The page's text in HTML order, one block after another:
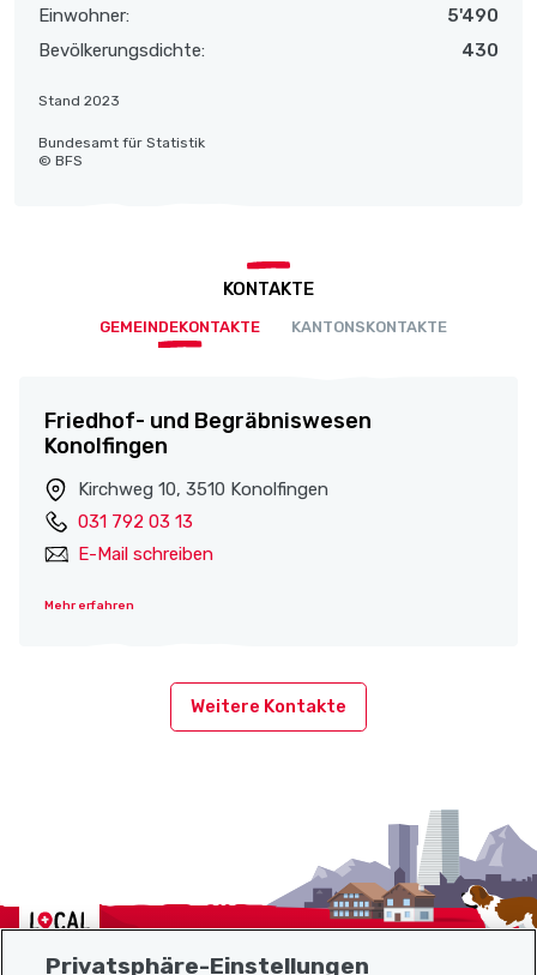
Einwohner:
5'490
Bevölkerungsdichte:
430
Stand 2023
Bundesamt für Statistik
© BFS
KONTAKTE
GEMEINDEKONTAKTE KANTONSKONTAKTE
Friedhof- und Begräbniswesen
Konolfingen
Kirchweg 10, 3510 Konolfingen
031 792 03 13
E-Mail schreiben
Mehr erfahren
Weitere Kontakte
Localcities
Privatsphäre-Einstellungen